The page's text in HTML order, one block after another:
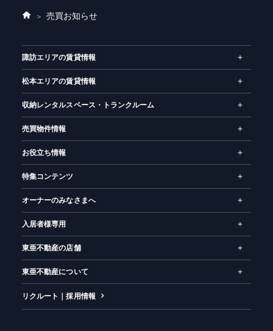
ホ
売買お知らせ
諏訪エリアの賃貸情報
松本エリアの賃貸情報
収納レンタルスペース・トランクルーム
売買物件情報
お役立ち情報
特集コンテンツ
オーナーのみなさまへ
入居者様専用
東亜不動産の店舗
東亜不動産について
リクルート｜採用情報